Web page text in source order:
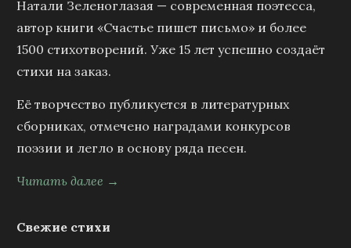
Натали Зеленоглазая — современная поэтесса,
автор книги «Счастье пишет письмо» и более
1500 стихотворений. Уже 15 лет успешно создаёт
стихи на заказ.
Её творчество публикуется в литературных
сборниках, отмечено наградами конкурсов
поэзии и легло в основу ряда песен.
Читать далее →
Свежие стихи